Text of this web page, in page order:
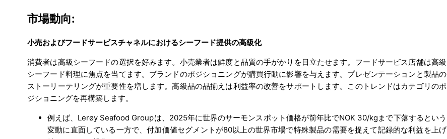
市場動向:
小売およびフードサービスチャネルにおけるシーフード提供の高級化
消費者は高級シーフードの選択を好みます。小売業者は鮮度と品質の手がかりを目立たせます。フードサービス店舗は高級
シーフード料理に焦点を当てます。ブランドのポジショニングが購買行動に影響を与えます。プレゼンテーションと製品の
ストーリーテリングが重要性を増します。高級品の品揃えは利益率の改善をサポートします。このトレンドはカテゴリのポ
ジショニングを再構築します。
例えば、Lerøy Seafood Groupは、2025年に世界のサーモンスポット価格が前年比でNOK 30/kgまで下落するという
変動に直面している一方で、付加価値セグメントが80以上の世界市場で特殊製品の需要を捉えて記録的な利益を上げ